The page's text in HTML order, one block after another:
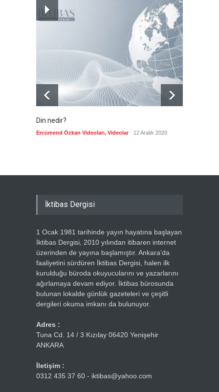
ABD’nin tasfiye planı
7 Ağustos 2026
Din nedir?
Ercümend Özkan Videoları, Videolar 12 Aralık 2020
İktibas Dergisi
1 Ocak 1981 tarihinde yayın hayatına başlayan
İktibas Dergisi, 2010 yılından itibaren internet
üzerinden de yayına başlamıştır. Ankara’da
faaliyetini sürdüren İktibas Dergisi, halen ilk
kurulduğu büroda okuyucularını ve yazarlarını
ağırlamaya devam ediyor. İktibas bürosunda
bulunan lokalde günlük gazeteleri ve çeşitli
dergileri okuma imkanı da bulunuyor.
Adres :
Tuna Cd. 14 / 3 Kızılay 06420 Yenişehir
ANKARA
İletişim :
0312 435 37 60 - iktibas@yahoo.com